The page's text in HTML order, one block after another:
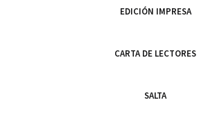
EDICIÓN IMPRESA
CARTA DE LECTORES
SALTA